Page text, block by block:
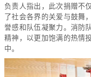
负责人指出，此次捐赠不
了社会各界的关爱与鼓舞
誉感和队伍凝聚力。消防
精神，以更加饱满的热情
中。